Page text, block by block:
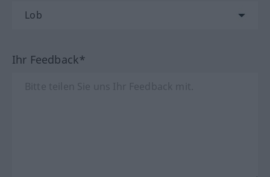
Ihr Feedback*